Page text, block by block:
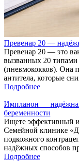
Превенар 20 —
Превенар 20 — это
вызванных 20 типами
(пневмококков). Она
антитела, которые
Подробнее
Импланон —
беременности
Ищете эффективный
Семейной клинике
подкожного
надёжных способов
Подробнее